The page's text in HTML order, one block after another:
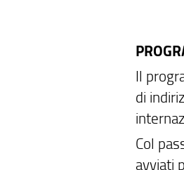
Il
di
Col
avviati